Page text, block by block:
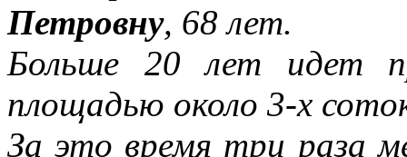
Петровну, 68 лет.
Больше 20 лет идет
площадью около 3-х
За это время три раза